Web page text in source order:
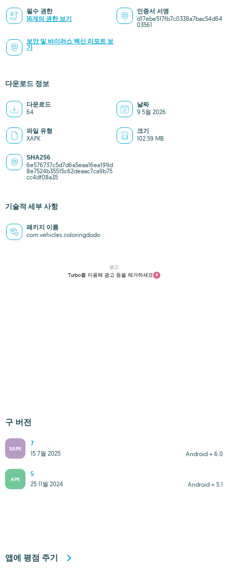
필수 권한
16개의 권한 보기
인증서 서명
d17ebe517fb7c0338a7bac54d64
03561
보안 및 바이러스 백신 리포트 보
기
다운로드 정보
다운로드
64
날짜
9 5월 2026
파일 유형
XAPK
크기
102.59 MB
SHA256
6e576737c5d7d6a5eaa16ea199d
8e7524b35515c62deaac7ca9b75
cc4df08a35
기술적 세부 사항
패키지 이름
com.vehicles.coloringdodo
광고
Turbo를 이용해 광고 등을 제거하세요
구 버전
XAPK
7
Android + 6.0
15 7월 2025
APK
5
Android + 5.1
25 11월 2024
앱에 평점 주기